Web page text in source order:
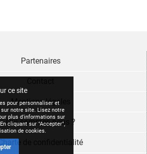
ce site
pour personnaliser et
notre site. Lisez notre
plus d'informations sur
cliquant sur "Accepter",
de cookies.
Partenaires
Mentions légales
Qui sommes nous ?
Charte de confidentialité